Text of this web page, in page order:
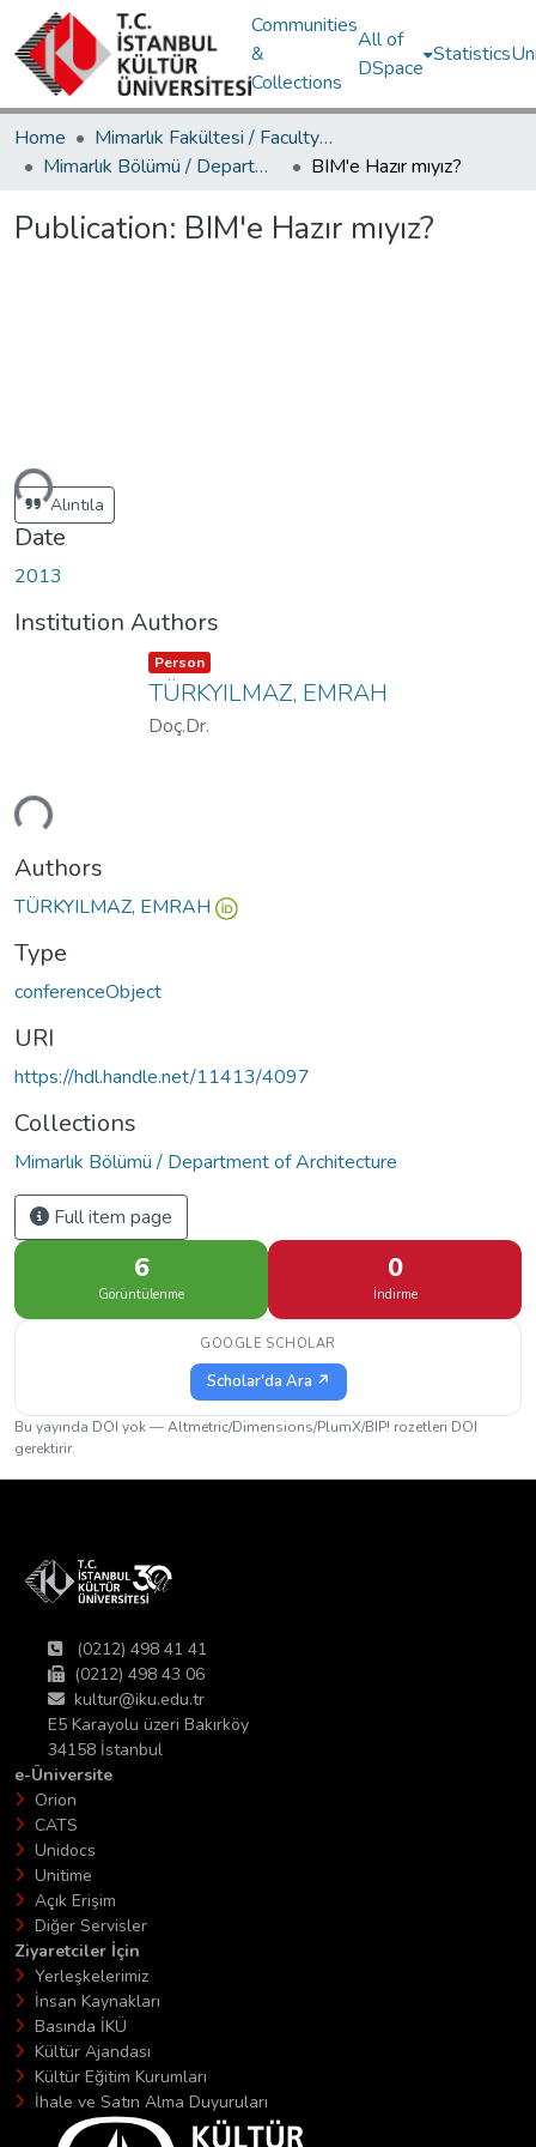
Communities
&
Collections
All of
DSpace
Statistics
Home
Mimarlık Fakültesi / Faculty of Architecture
Mimarlık Bölümü / Department of Architecture
BIM'e Hazır mıyız?
Publication: BIM'e Hazır mıyız?
Alıntıla
Date
2013
Institution Authors
Item type:
Person ,
TÜRKYILMAZ, EMRAH
Doç.Dr.
Authors
TÜRKYILMAZ, EMRAH
Type
conferenceObject
URI
https://hdl.handle.net/11413/4097
Collections
Mimarlık Bölümü / Department of Architecture
Full item page
6
Görüntülenme
0
İndirme
GOOGLE SCHOLAR
Scholar'da Ara ↗
Bu yayında DOI yok — Altmetric/Dimensions/PlumX/BIP! rozetleri DOI
gerektirir.
(0212) 498 41 41
(0212) 498 43 06
kultur@iku.edu.tr
E5 Karayolu üzeri Bakırköy
34158 İstanbul
e-Üniversite
Orion
CATS
Unidocs
Unitime
Açık Erişim
Diğer Servisler
Ziyaretciler İçin
Yerleşkelerimiz
İnsan Kaynakları
Basında İKÜ
Kültür Ajandası
Kültür Eğitim Kurumları
İhale ve Satın Alma Duyuruları